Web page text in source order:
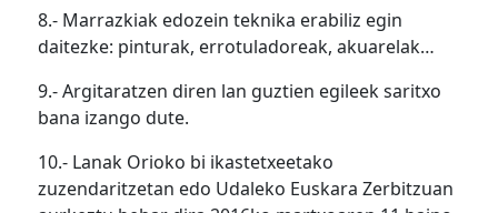
8.- Marrazkiak edozein teknika erabiliz egin
daitezke: pinturak, errotuladoreak, akuarelak…
9.- Argitaratzen diren lan guztien egileek saritxo
bana izango dute.
10.- Lanak Orioko bi ikastetxeetako
zuzendaritzetan edo Udaleko Euskara Zerbitzuan